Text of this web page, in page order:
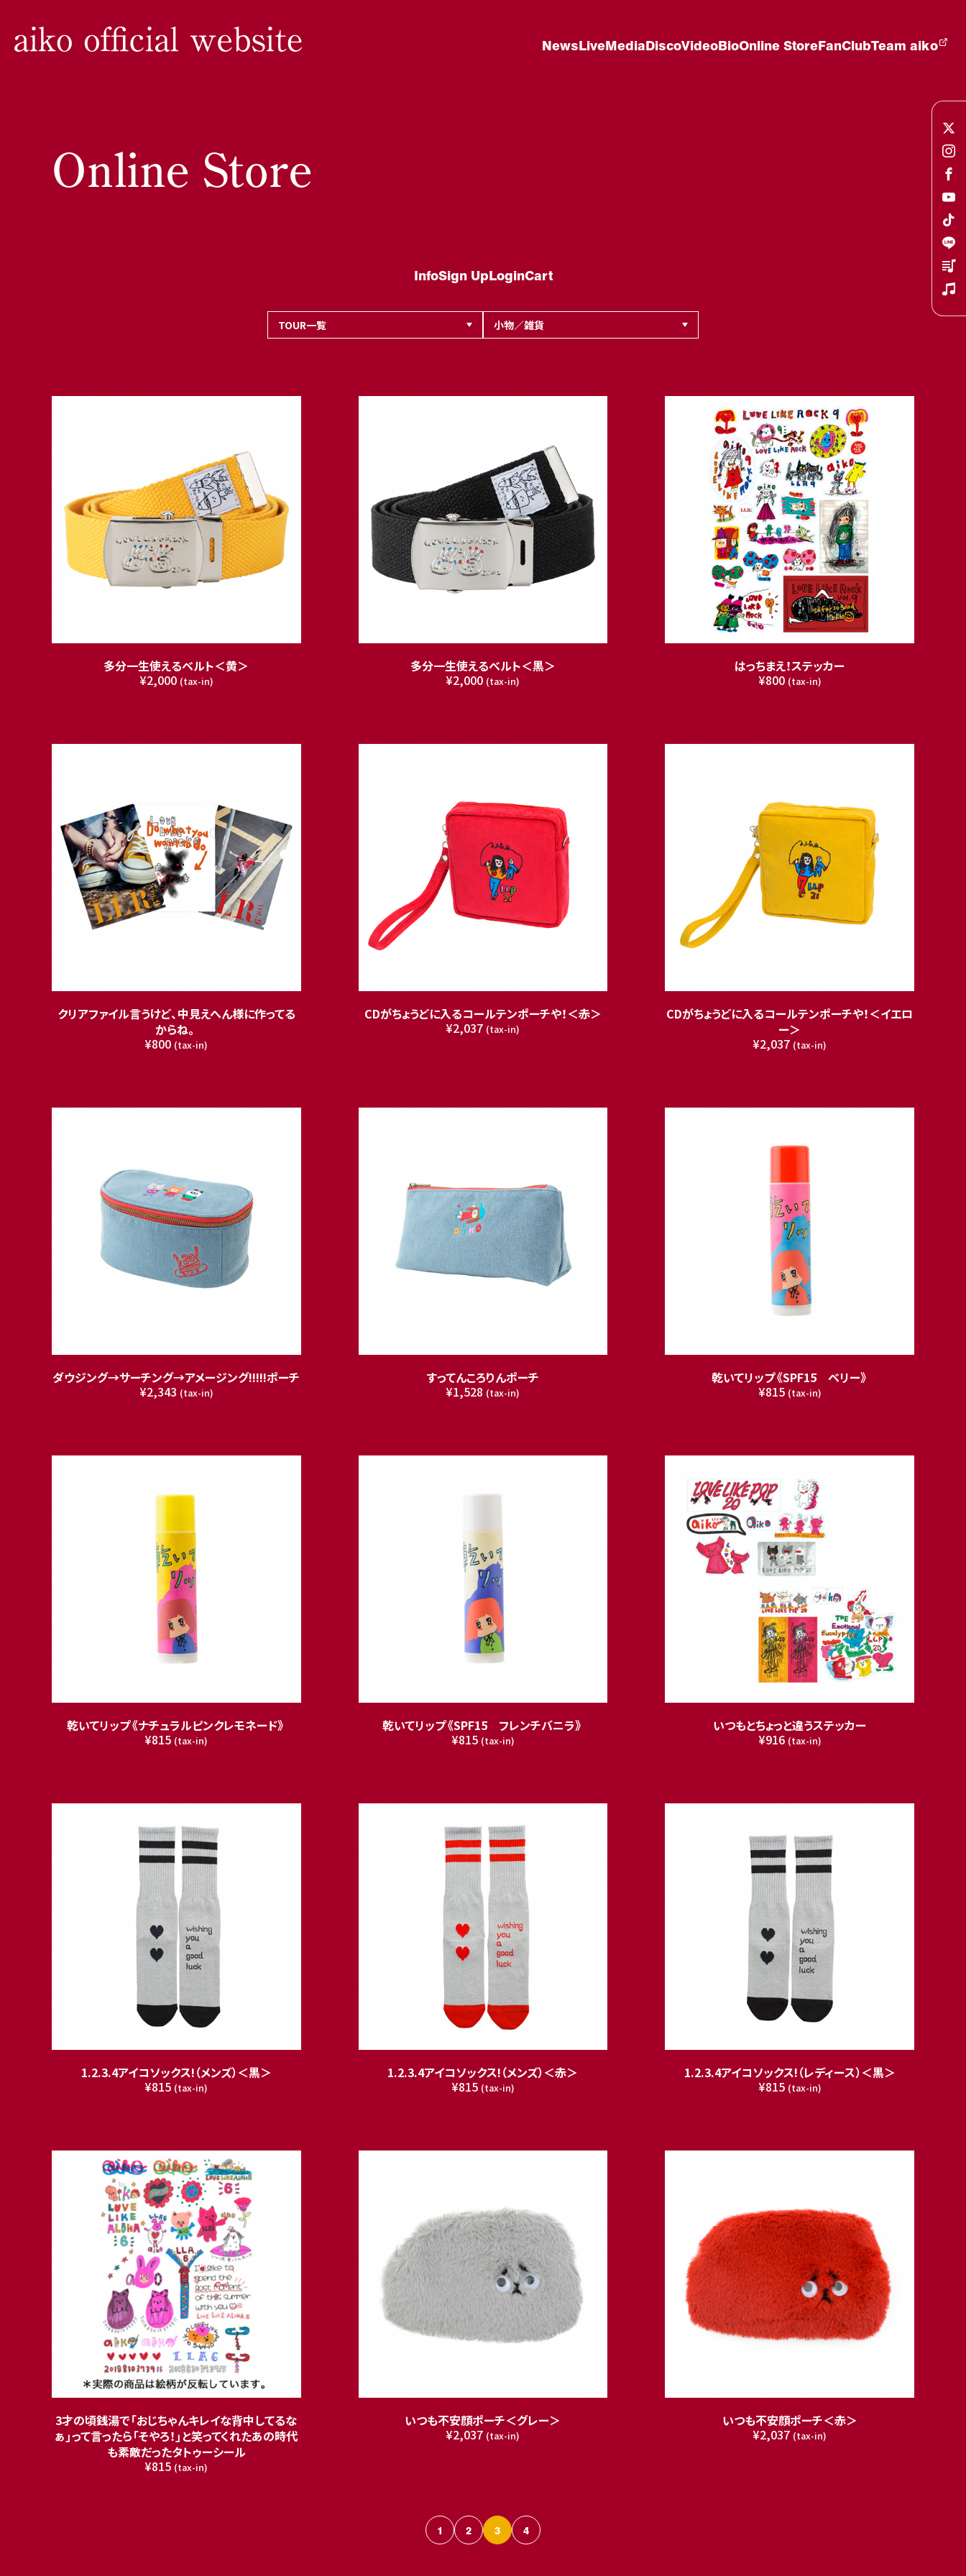
NewsLiveMediaDiscoVideoBioOnline StoreFanClubTeam aiko
Online Store
InfoSign UpLoginCart
多分一生使えるベルト＜黄＞
¥2,000 (tax-in)
多分一生使えるベルト＜黒＞
¥2,000 (tax-in)
はっちまえ！ステッカー
¥800 (tax-in)
クリアファイル言うけど、中見えへん様に作ってる
からね。
¥800 (tax-in)
CDがちょうどに入るコールテンポーチや！＜赤＞
¥2,037 (tax-in)
CDがちょうどに入るコールテンポーチや！＜イエロ
ー＞
¥2,037 (tax-in)
ダウジング→サーチング→アメージング!!!!!ポーチ
¥2,343 (tax-in)
すってんころりんポーチ
¥1,528 (tax-in)
乾いてリップ《SPF15 ベリー》
¥815 (tax-in)
乾いてリップ《ナチュラルピンクレモネード》
¥815 (tax-in)
乾いてリップ《SPF15 フレンチバニラ》
¥815 (tax-in)
いつもとちょっと違うステッカー
¥916 (tax-in)
1.2.3.4アイコソックス!（メンズ）＜黒＞
¥815 (tax-in)
1.2.3.4アイコソックス!（メンズ）＜赤＞
¥815 (tax-in)
1.2.3.4アイコソックス!（レディース）＜黒＞
¥815 (tax-in)
3才の頃銭湯で「おじちゃんキレイな背中してるな
ぁ」って言ったら「そやろ！」と笑ってくれたあの時代
も素敵だったタトゥーシール
¥815 (tax-in)
いつも不安顔ポーチ＜グレー＞
¥2,037 (tax-in)
いつも不安顔ポーチ＜赤＞
¥2,037 (tax-in)
1 2 3 4